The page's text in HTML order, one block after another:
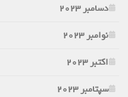
دسامبر 2023
نوامبر 2023
اکتبر 2023
سپتامبر 2023